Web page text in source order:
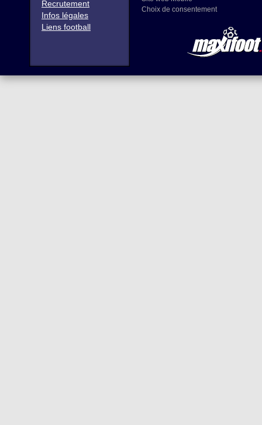
Recrutement
Infos légales
Liens football
Choix de consentement